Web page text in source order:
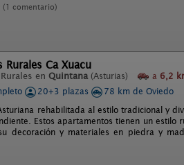
(1 comentario)
Rurales Ca Xuacu
en Quintana (Asturias) a 6,2
20+3 plazas
78 km de Oviedo
rehabilitada al estilo tradicional y
Estos apartamentos tienen un
decoración y materiales en piedra y